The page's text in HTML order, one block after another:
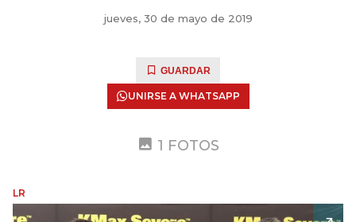
jueves, 30 de mayo de 2019
GUARDAR
UNIRSE A WHATSAPP
1 FOTOS
LR